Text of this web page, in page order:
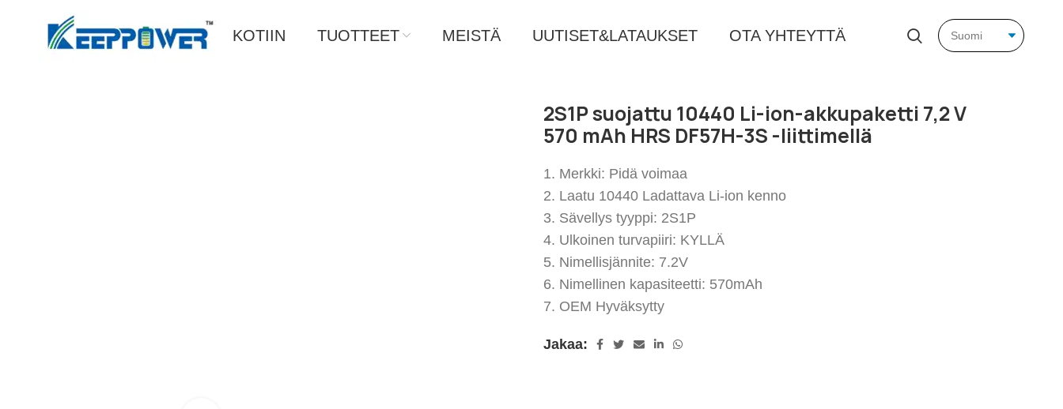
KOTIIN TUOTTEET MEISTÄ UUTISET&LATAUKSET OTA YHTEYTTÄ
2S1P suojattu 10440 Li-ion-akkupaketti 7,2 V
570 mAh HRS DF57H-3S -liittimellä
1. Merkki: Pidä voimaa
2. Laatu 10440 Ladattava Li-ion kenno
3. Sävellys tyyppi: 2S1P
4. Ulkoinen turvapiiri: KYLLÄ
5. Nimellisjännite: 7.2V
6. Nimellinen kapasiteetti: 570mAh
7. OEM Hyväksytty
Jakaa: